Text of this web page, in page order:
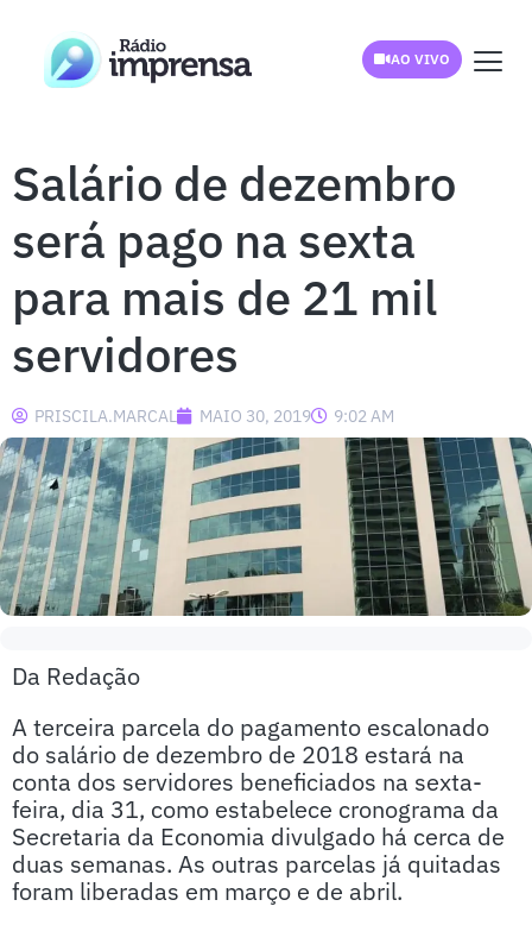
AO VIVO
Salário de dezembro
será pago na sexta
para mais de 21 mil
servidores
PRISCILA.MARCAL MAIO 30, 2019 9:02 AM
Da Redação
A terceira parcela do pagamento escalonado
do salário de dezembro de 2018 estará na
conta dos servidores beneficiados na sexta-
feira, dia 31, como estabelece cronograma da
Secretaria da Economia divulgado há cerca de
duas semanas. As outras parcelas já quitadas
foram liberadas em março e de abril.